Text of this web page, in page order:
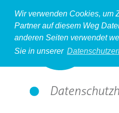
Wir verwenden Cookies, um
Partner auf diesem Weg
anderen Seiten verwendet
Sie in unserer